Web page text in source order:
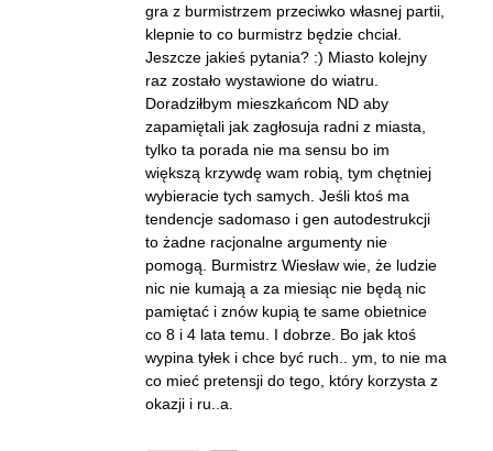
gra z burmistrzem przeciwko własnej partii,
klepnie to co burmistrz będzie chciał.
Jeszcze jakieś pytania? :) Miasto kolejny
raz zostało wystawione do wiatru.
Doradziłbym mieszkańcom ND aby
zapamiętali jak zagłosuja radni z miasta,
tylko ta porada nie ma sensu bo im
większą krzywdę wam robią, tym chętniej
wybieracie tych samych. Jeśli ktoś ma
tendencje sadomaso i gen autodestrukcji
to żadne racjonalne argumenty nie
pomogą. Burmistrz Wiesław wie, że ludzie
nic nie kumają a za miesiąc nie będą nic
pamiętać i znów kupią te same obietnice
co 8 i 4 lata temu. I dobrze. Bo jak ktoś
wypina tyłek i chce być ruch.. ym, to nie ma
co mieć pretensji do tego, który korzysta z
okazji i ru..a.